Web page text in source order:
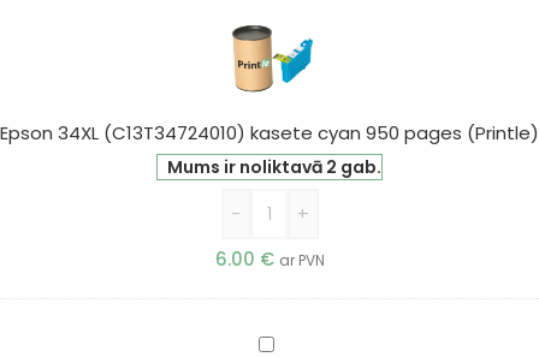
(C13T34724010)
kasete
cyan
950
pages
(Printle)
Epson 34XL (C13T34724010) kasete cyan 950 pages (Printle)
Mums ir noliktavā 2 gab.
-
+
6.00 € ar PVN
Epson